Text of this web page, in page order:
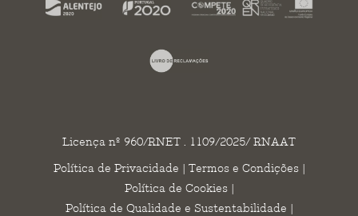
Licença nº 960/RNET . 1109/2025/ RNAAT
Política de Privacidade | Termos e Condições|
Política de Cookies|
Política de Qualidade e Sustentabilidade |